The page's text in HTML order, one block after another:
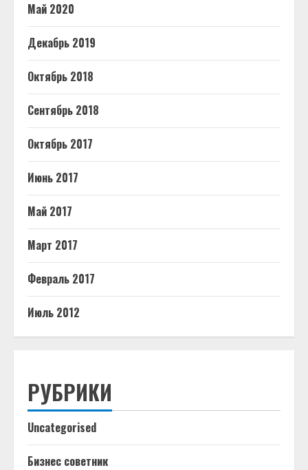
Май 2020
Декабрь 2019
Октябрь 2018
Сентябрь 2018
Октябрь 2017
Июнь 2017
Май 2017
Март 2017
Февраль 2017
Июль 2012
РУБРИКИ
Uncategorised
Бизнес советник